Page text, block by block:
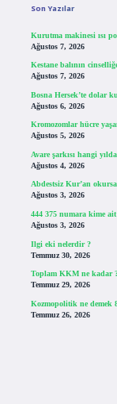
Son Yazılar
Kurutma makinesi ısı
Ağustos 7, 2026
Kestane balının
Ağustos 7, 2026
Bosna Hersek’te dolar
Ağustos 6, 2026
Kromozomlar hücre
Ağustos 5, 2026
Avare şarkısı hangi yılda
Ağustos 4, 2026
Abdestsiz Kur’an
Ağustos 3, 2026
444 375 numara kime ait
Ağustos 3, 2026
Ilgi eki nelerdir ?
Temmuz 30, 2026
Toplam KKM ne kadar
Temmuz 29, 2026
Kozmopolitik ne demek
Temmuz 26, 2026